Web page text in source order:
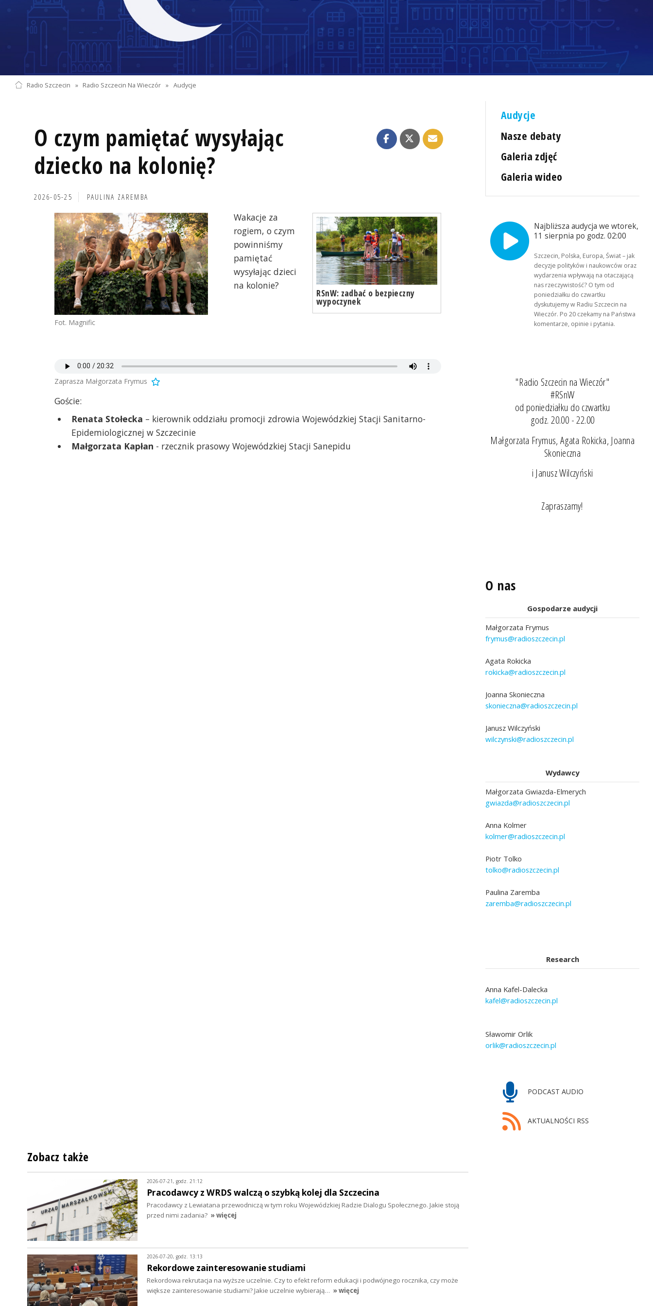
Radio Szczecin » Radio Szczecin Na Wieczór » Audycje
O czym pamiętać wysyłając
dziecko na kolonię?
2026-05-25 PAULINA ZAREMBA
Fot. Magnific
RSnW: zadbać o bezpieczny
wypoczynek
Wakacje za
rogiem, o czym
powinniśmy
pamiętać
wysyłając dzieci
na kolonie?
Zaprasza Małgorzata Frymus
Goście:
Renata Stołecka – kierownik oddziału promocji zdrowia Wojewódzkiej Stacji Sanitarno-
Epidemiologicznej w Szczecinie
Małgorzata Kapłan - rzecznik prasowy Wojewódzkiej Stacji Sanepidu
Audycje
Nasze debaty
Galeria zdjęć
Galeria wideo
Najbliższa audycja we wtorek,
11 sierpnia po godz. 02:00
Szczecin, Polska, Europa, Świat – jak
decyzje polityków i naukowców oraz
wydarzenia wpływają na otaczającą
nas rzeczywistość? O tym od
poniedziałku do czwartku
dyskutujemy w Radiu Szczecin na
Wieczór. Po 20 czekamy na Państwa
komentarze, opinie i pytania.
"Radio Szczecin na Wieczór"
#RSnW
od poniedziałku do czwartku
godz. 20.00 - 22.00
Małgorzata Frymus, Agata Rokicka, Joanna
Skonieczna
i Janusz Wilczyński
Zapraszamy!
O nas
Gospodarze audycji
Małgorzata Frymus
frymus@radioszczecin.pl
Agata Rokicka
rokicka@radioszczecin.pl
Joanna Skonieczna
skonieczna@radioszczecin.pl
Janusz Wilczyński
wilczynski@radioszczecin.pl
Wydawcy
Małgorzata Gwiazda-Elmerych
gwiazda@radioszczecin.pl
Anna Kolmer
kolmer@radioszczecin.pl
Piotr Tolko
tolko@radioszczecin.pl
Paulina Zaremba
zaremba@radioszczecin.pl
Research
Anna Kafel-Dalecka
kafel@radioszczecin.pl
Sławomir Orlik
orlik@radioszczecin.pl
PODCAST AUDIO
AKTUALNOŚCI RSS
Zobacz także
2026-07-21, godz. 21:12
Pracodawcy z WRDS walczą o szybką kolej dla Szczecina
Pracodawcy z Lewiatana przewodniczą w tym roku Wojewódzkiej Radzie Dialogu Społecznego. Jakie stoją
przed nimi zadania? » więcej
2026-07-20, godz. 13:13
Rekordowe zainteresowanie studiami
Rekordowa rekrutacja na wyższe uczelnie. Czy to efekt reform edukacji i podwójnego rocznika, czy może
większe zainteresowanie studiami? Jakie uczelnie wybierają… » więcej